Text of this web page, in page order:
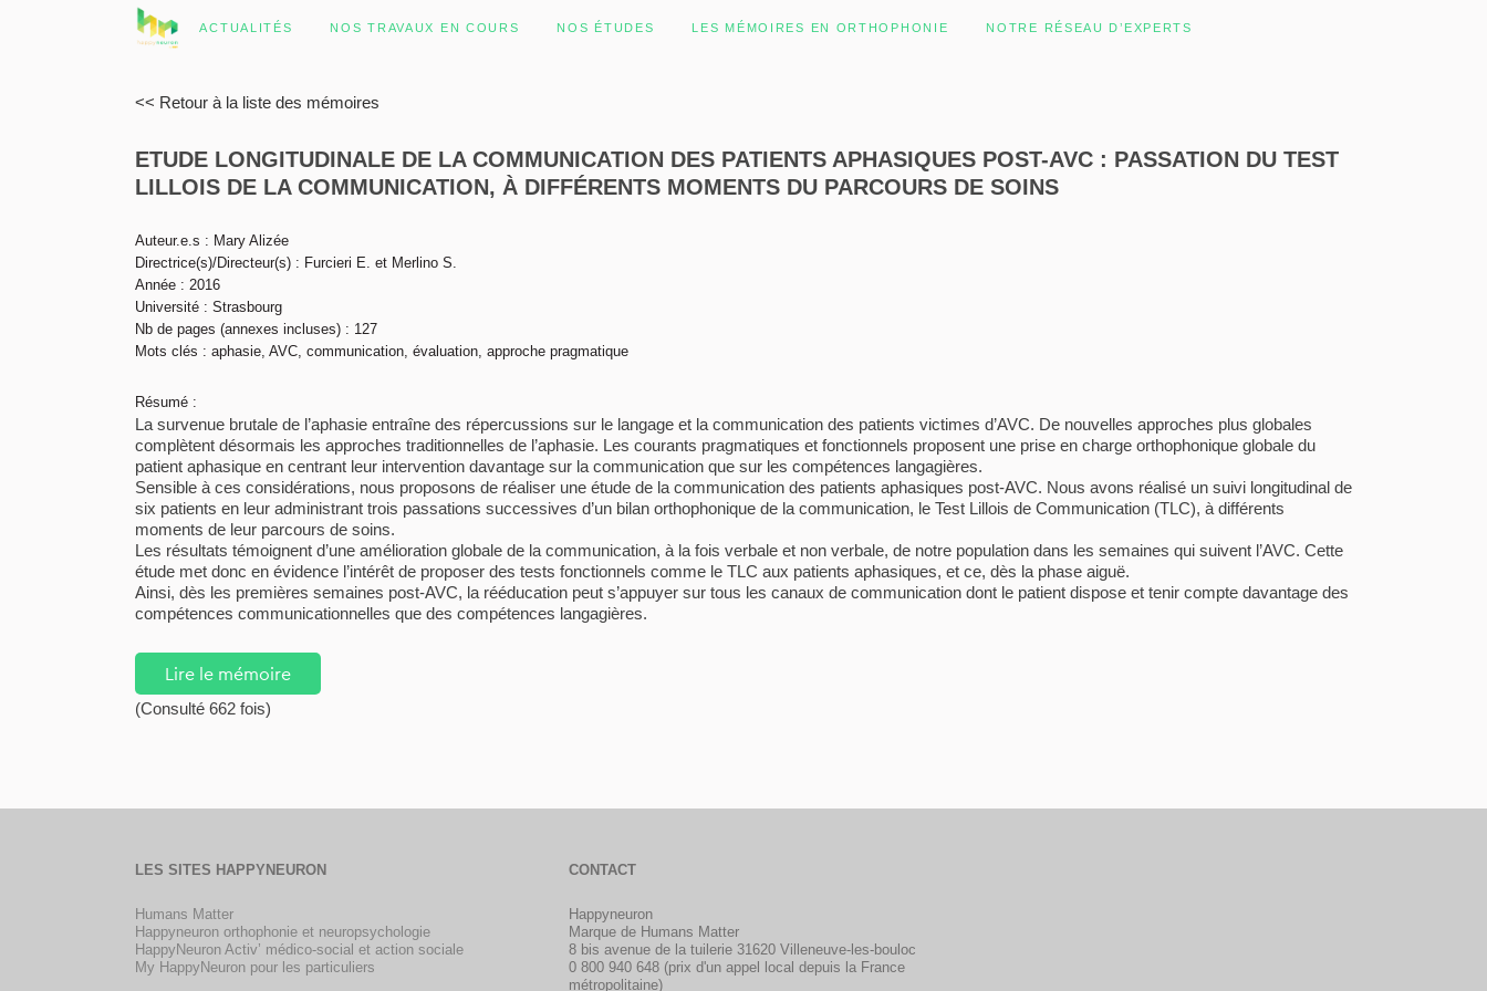
ACTUALITÉS NOS TRAVAUX EN COURS NOS ÉTUDES LES MÉMOIRES EN ORTHOPHONIE NOTRE RÉSEAU D’EXPERTS
<< Retour à la liste des mémoires
ETUDE LONGITUDINALE DE LA COMMUNICATION DES PATIENTS APHASIQUES POST-AVC : PASSATION DU TEST
LILLOIS DE LA COMMUNICATION, À DIFFÉRENTS MOMENTS DU PARCOURS DE SOINS
Auteur.e.s : Mary Alizée
Directrice(s)/Directeur(s) : Furcieri E. et Merlino S.
Année : 2016
Université : Strasbourg
Nb de pages (annexes incluses) : 127
Mots clés : aphasie, AVC, communication, évaluation, approche pragmatique
Résumé :
La survenue brutale de l’aphasie entraîne des répercussions sur le langage et la communication des patients victimes d’AVC. De nouvelles approches plus globales
complètent désormais les approches traditionnelles de l’aphasie. Les courants pragmatiques et fonctionnels proposent une prise en charge orthophonique globale du
patient aphasique en centrant leur intervention davantage sur la communication que sur les compétences langagières.
Sensible à ces considérations, nous proposons de réaliser une étude de la communication des patients aphasiques post-AVC. Nous avons réalisé un suivi longitudinal de
six patients en leur administrant trois passations successives d’un bilan orthophonique de la communication, le Test Lillois de Communication (TLC), à différents
moments de leur parcours de soins.
Les résultats témoignent d’une amélioration globale de la communication, à la fois verbale et non verbale, de notre population dans les semaines qui suivent l’AVC. Cette
étude met donc en évidence l’intérêt de proposer des tests fonctionnels comme le TLC aux patients aphasiques, et ce, dès la phase aiguë.
Ainsi, dès les premières semaines post-AVC, la rééducation peut s’appuyer sur tous les canaux de communication dont le patient dispose et tenir compte davantage des
compétences communicationnelles que des compétences langagières.
Lire le mémoire
(Consulté 662 fois)
LES SITES HAPPYNEURON
Humans Matter
Happyneuron orthophonie et neuropsychologie
HappyNeuron Activ’ médico-social et action sociale
My HappyNeuron pour les particuliers
CONTACT
Happyneuron
Marque de Humans Matter
8 bis avenue de la tuilerie 31620 Villeneuve-les-bouloc
0 800 940 648 (prix d'un appel local depuis la France
métropolitaine)